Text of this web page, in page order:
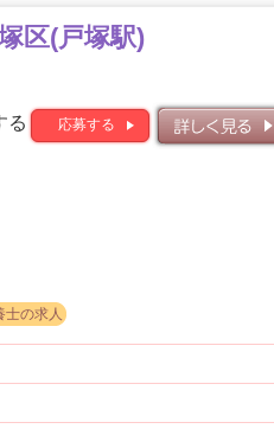
区(戸塚駅)
る 応募する
士の求人